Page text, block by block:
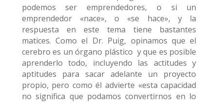
podemos ser emprendedores, o si un
emprendedor «nace», o «se hace», y la
respuesta en este tema tiene bastantes
matices. Como el Dr. Puig, opinamos que el
cerebro es un órgano plástico y que es posible
aprenderlo todo, incluyendo las actitudes y
aptitudes para sacar adelante un proyecto
propio, pero como él advierte «esta capacidad
no significa que podamos convertirnos en lo